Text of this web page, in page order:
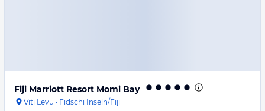
Fiji Marriott Resort Momi Bay
Viti Levu · Fidschi Inseln/Fiji